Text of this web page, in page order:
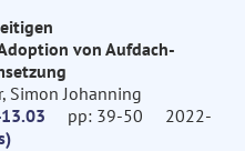
von Aufdach-
Simon Johanning
pp: 39-50 2022-